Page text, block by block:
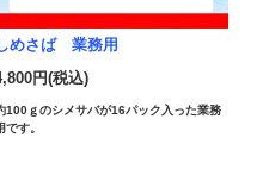
めさば 業務用
円(税込)
100ｇのシメサバが16パック入った業務
です。